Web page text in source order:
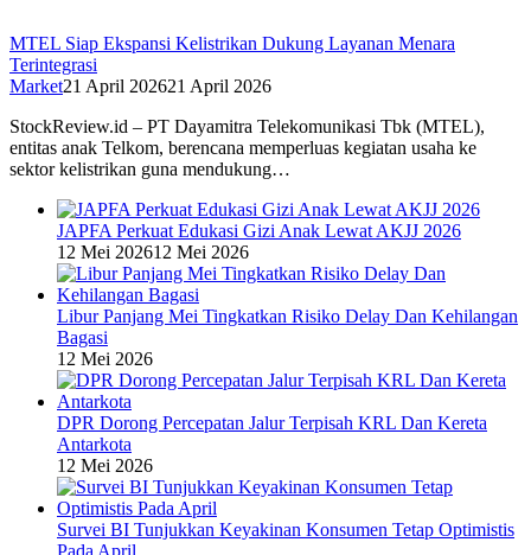
MTEL Siap Ekspansi Kelistrikan Dukung Layanan Menara
Terintegrasi
Market21 April 202621 April 2026
StockReview.id – PT Dayamitra Telekomunikasi Tbk (MTEL),
entitas anak Telkom, berencana memperluas kegiatan usaha ke
sektor kelistrikan guna mendukung…
JAPFA Perkuat Edukasi Gizi Anak Lewat AKJJ 2026
12 Mei 202612 Mei 2026
Libur Panjang Mei Tingkatkan Risiko Delay Dan Kehilangan
Bagasi
12 Mei 2026
DPR Dorong Percepatan Jalur Terpisah KRL Dan Kereta
Antarkota
12 Mei 2026
Survei BI Tunjukkan Keyakinan Konsumen Tetap Optimistis